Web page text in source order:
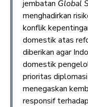
jembatan Global
menghadirkan
konflik
domestik atas
diberikan agar
domestik
prioritas
menegaskan
responsif